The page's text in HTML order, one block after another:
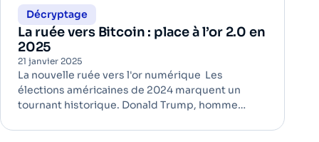
Décryptage
La ruée vers Bitcoin : place à l’or 2.0 en
2025
21 janvier 2025
La nouvelle ruée vers l'or numérique Les
élections américaines de 2024 marquent un
tournant historique. Donald Trump, homme
second mandat à la présidence des États-Unis.